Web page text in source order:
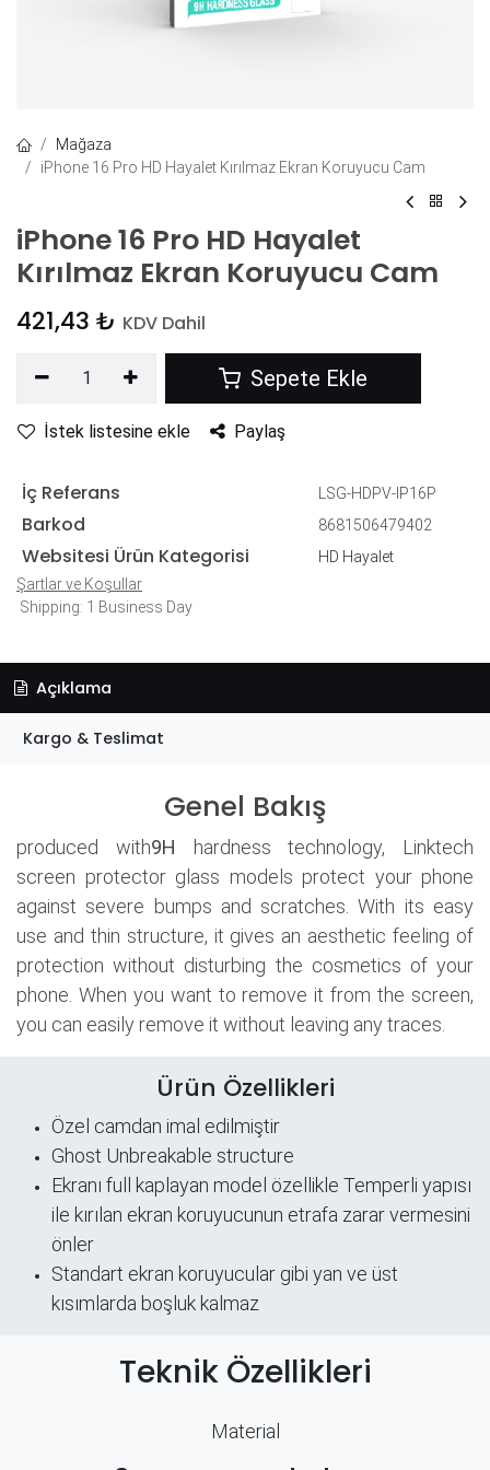
Mağaza
iPhone 16 Pro HD Hayalet Kırılmaz Ekran Koruyucu Cam
iPhone 16 Pro HD Hayalet
Kırılmaz Ekran Koruyucu Cam
421,43 ₺ KDV Dahil
Sepete Ekle
İstek listesine ekle Paylaş
İç Referans LSG-HDPV-IP16P
Barkod 8681506479402
Websitesi Ürün Kategorisi
HD Hayalet
Şartlar ve Koşullar
Shipping: 1 Business Day
Açıklama
Kargo & Teslimat
Genel Bakış
produced with9H hardness technology, Linktech
screen protector glass models protect your phone
against severe bumps and scratches. With its easy
use and thin structure, it gives an aesthetic feeling of
protection without disturbing the cosmetics of your
phone. When you want to remove it from the screen,
you can easily remove it without leaving any traces.
Ürün Özellikleri
Özel camdan imal edilmiştir
Ghost Unbreakable structure
​Ekranı full kaplayan model özellikle Temperli yapısı
ile kırılan ekran koruyucunun etrafa zarar vermesini
önler
Standart ekran koruyucular gibi yan ve üst
kısımlarda boşluk kalmaz
Teknik Özellikleri
Material